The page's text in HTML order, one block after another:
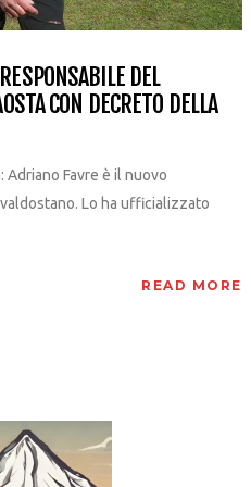
DEL
CON DECRETO DELLA
Adriano Favre è il nuovo
Lo ha ufficializzato
READ MORE